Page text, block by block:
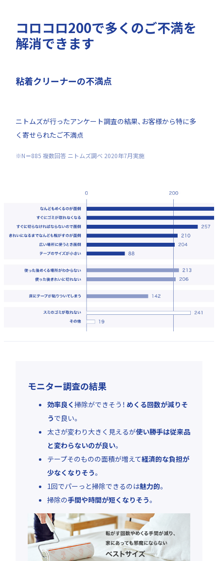
コロコロ200で多くのご不満を
解消できます
粘着クリーナーの不満点
ニトムズが行ったアンケート調査の結果、お客様から特に多
く寄せられたご不満点
※N＝885 複数回答 ニトムズ調べ 2020年7月実施
モニター調査の結果
効率良く 掃除ができそう！ めくる回数が減りそ
うで良い。
太さが変わり大きく見えるが使い勝手は従来品
と変わらないのが良い。
テープそのものの面積が増えて経済的な負担が
少なくなりそう。
1回でパーっと掃除できるのは魅力的。
掃除の手間や時間が短くなりそう。